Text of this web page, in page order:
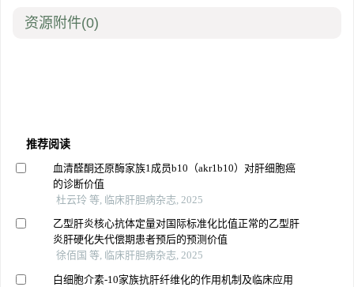
资源附件(0)
推荐阅读
血清醛酮还原酶家族1成员b10（akr1b10）对肝细胞癌
的诊断价值
杜云玲 等, 临床肝胆病杂志, 2025
乙型肝炎核心抗体定量对国际标准化比值正常的乙型肝
炎肝硬化失代偿期患者预后的预测价值
徐佰国 等, 临床肝胆病杂志, 2025
白细胞介素-10家族抗肝纤维化的作用机制及临床应用